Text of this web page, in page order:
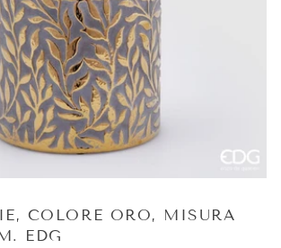
COLORE ORO, MISURA
EDG